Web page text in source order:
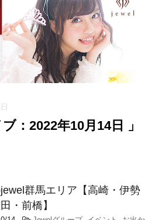
：2022年10月14日 」
群馬エリア【高崎・伊勢
・前橋】